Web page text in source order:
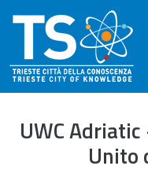
UWC
Unito